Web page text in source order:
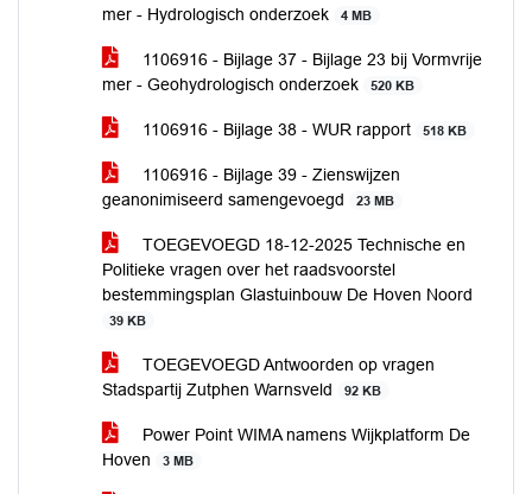
mer - Hydrologisch onderzoek
4 MB
1106916 - Bijlage 37 - Bijlage 23 bij Vormvrije
mer - Geohydrologisch onderzoek
520 KB
1106916 - Bijlage 38 - WUR rapport 518 KB
1106916 - Bijlage 39 - Zienswijzen
geanonimiseerd samengevoegd
23 MB
TOEGEVOEGD 18-12-2025 Technische en
Politieke vragen over het raadsvoorstel
bestemmingsplan Glastuinbouw De Hoven Noord
39 KB
TOEGEVOEGD Antwoorden op vragen
Stadspartij Zutphen Warnsveld
92 KB
Power Point WIMA namens Wijkplatform De
Hoven
3 MB